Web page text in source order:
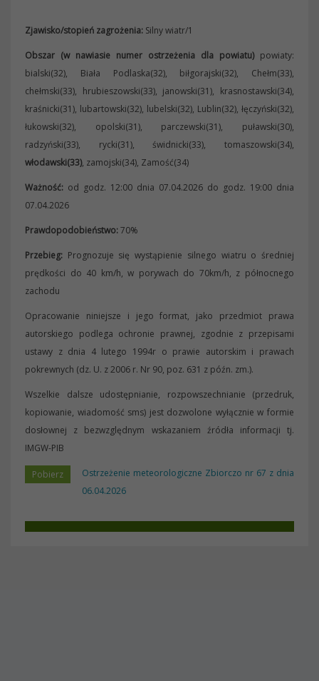
Zjawisko/stopień zagrożenia: Silny wiatr/1
Obszar (w nawiasie numer ostrzeżenia dla powiatu)powiaty:
bialski(32), Biała Podlaska(32), biłgorajski(32), Chełm(33),
chełmski(33), hrubieszowski(33), janowski(31), krasnostawski(34),
kraśnicki(31), lubartowski(32), lubelski(32), Lublin(32), łęczyński(32),
łukowski(32), opolski(31), parczewski(31), puławski(30),
radzyński(33), rycki(31), świdnicki(33), tomaszowski(34),
włodawski(33), zamojski(34), Zamość(34)
Ważność: od godz. 12:00 dnia 07.04.2026 do godz. 19:00 dnia
07.04.2026
Prawdopodobieństwo:70%
Przebieg: Prognozuje się wystąpienie silnego wiatru o średniej
prędkości do 40 km/h, w porywach do 70km/h, z północnego
zachodu
Opracowanie niniejsze i jego format, jako przedmiot prawa
autorskiego podlega ochronie prawnej, zgodnie z przepisami
ustawy z dnia 4 lutego 1994r o prawie autorskim i prawach
pokrewnych (dz. U. z 2006 r. Nr 90, poz. 631 z późn. zm.).
Wszelkie dalsze udostępnianie, rozpowszechnianie (przedruk,
kopiowanie, wiadomość sms) jest dozwolone wyłącznie w formie
dosłownej z bezwzględnym wskazaniem źródła informacji tj.
IMGW-PIB
Ostrzeżenie meteorologiczne Zbiorczo nr 67 z dnia
06.04.2026